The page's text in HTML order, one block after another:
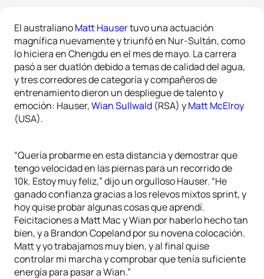
El australianoMatt Hausertuvo una actuación
magnífica nuevamente y triunfó en Nur-Sultán, como
lo hiciera en Chengdu en el mes de mayo. La carrera
pasó a ser duatlón debido a temas de calidad del agua,
y tres corredores de categoría y compañeros de
entrenamiento dieron un despliegue de talento y
emoción: Hauser,Wian Sullwald (RSA) yMatt McElroy
(USA).
“Quería probarme en esta distancia y demostrar que
tengo velocidad en las piernas para un recorrido de
10k. Estoy muy feliz,” dijo un orgulloso Hauser. “He
ganado confianza gracias a los relevos mixtos sprint, y
hoy quise probar algunas cosas que aprendí.
Feicitaciones a Matt Mac y Wian por haberlo hecho tan
bien, y a Brandon Copeland por su novena colocación.
Matt y yo trabajamos muy bien, y al final quise
controlar mi marcha y comprobar que tenía suficiente
energía para pasar a Wian.”